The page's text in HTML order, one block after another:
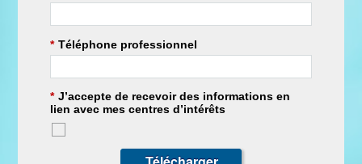
* Téléphone professionnel
* J’accepte de recevoir des informations en
lien avec mes centres d’intérêts